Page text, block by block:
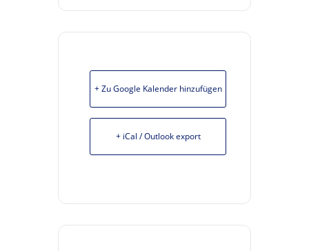
+ Zu Google Kalender hinzufügen
+ iCal / Outlook export